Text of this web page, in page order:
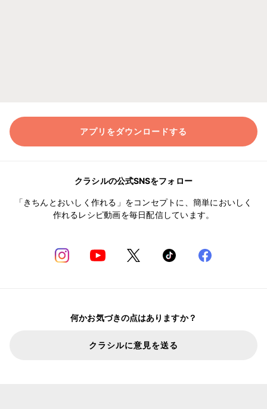
アプリをダウンロードする
クラシルの公式SNSをフォロー
「きちんとおいしく作れる」をコンセプトに、簡単においしく
作れるレシピ動画を毎日配信しています。
何かお気づきの点はありますか？
クラシルに意見を送る